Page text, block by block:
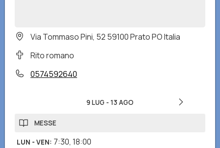
Via Tommaso Pini, 52 59100 Prato PO Italia
Rito romano
0574592640
9 LUG - 13 AGO
MESSE
LUN - VEN: 7:30, 18:00